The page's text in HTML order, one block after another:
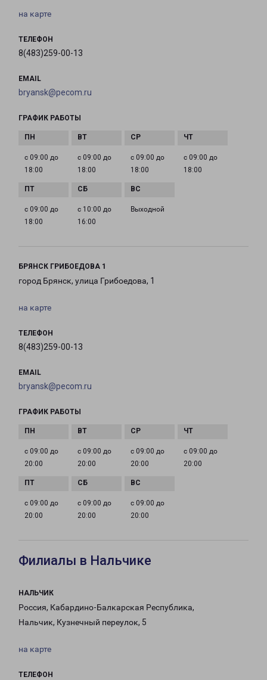
на карте
ТЕЛЕФОН
8(483)259-00-13
EMAIL
bryansk@pecom.ru
ГРАФИК РАБОТЫ
с 09:00 до
18:00
с 09:00 до
18:00
с 09:00 до
18:00
с 09:00 до
18:00
с 09:00 до
18:00
с 10:00 до
16:00
Выходной
БРЯНСК ГРИБОЕДОВА 1
город Брянск, улица Грибоедова, 1
на карте
ТЕЛЕФОН
8(483)259-00-13
EMAIL
bryansk@pecom.ru
ГРАФИК РАБОТЫ
с 09:00 до
20:00
с 09:00 до
20:00
с 09:00 до
20:00
с 09:00 до
20:00
с 09:00 до
20:00
с 09:00 до
20:00
с 09:00 до
20:00
Филиалы в Нальчике
НАЛЬЧИК
Россия, Кабардино-Балкарская Республика,
Нальчик, Кузнечный переулок, 5
на карте
ТЕЛЕФОН